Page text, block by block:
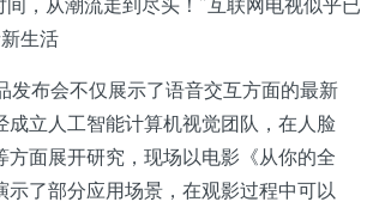
发布会不仅展示了语音交互方面的最新
成立人工智能计算机视觉团队，在人脸
方面展开研究，现场以电影《从你的全
示了部分应用场景，在观影过程中可以